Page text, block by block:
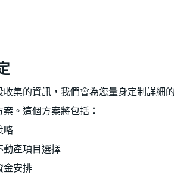
集的資訊，我們會為您量身定制詳細的
。這個方案將包括：
略
動產項目選擇
金安排